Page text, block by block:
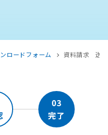
ロードフォーム 資料請求 送
03
完了